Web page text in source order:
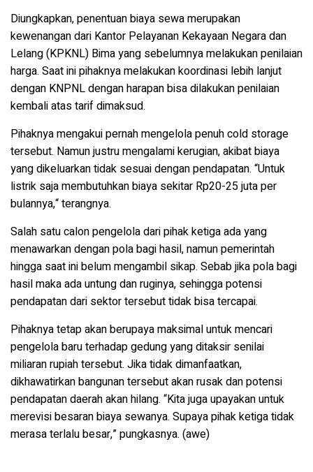
Diungkapkan, penentuan biaya sewa merupakan
kewenangan dari Kantor Pelayanan Kekayaan Negara dan
Lelang (KPKNL) Bima yang sebelumnya melakukan penilaian
harga. Saat ini pihaknya melakukan koordinasi lebih lanjut
dengan KNPNL dengan harapan bisa dilakukan penilaian
kembali atas tarif dimaksud.
Pihaknya mengakui pernah mengelola penuh cold storage
tersebut. Namun justru mengalami kerugian, akibat biaya
yang dikeluarkan tidak sesuai dengan pendapatan. “Untuk
listrik saja membutuhkan biaya sekitar Rp20-25 juta per
bulannya,“ terangnya.
Salah satu calon pengelola dari pihak ketiga ada yang
menawarkan dengan pola bagi hasil, namun pemerintah
hingga saat ini belum mengambil sikap. Sebab jika pola bagi
hasil maka ada untung dan ruginya, sehingga potensi
pendapatan dari sektor tersebut tidak bisa tercapai.
Pihaknya tetap akan berupaya maksimal untuk mencari
pengelola baru terhadap gedung yang ditaksir senilai
miliaran rupiah tersebut. Jika tidak dimanfaatkan,
dikhawatirkan bangunan tersebut akan rusak dan potensi
pendapatan daerah akan hilang. “Kita juga upayakan untuk
merevisi besaran biaya sewanya. Supaya pihak ketiga tidak
merasa terlalu besar,” pungkasnya. (awe)